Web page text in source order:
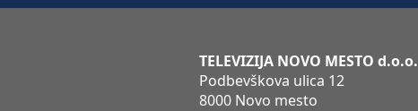
TELEVIZIJA NOVO MESTO d.o.o.
Podbevškova ulica 12
8000 Novo mesto